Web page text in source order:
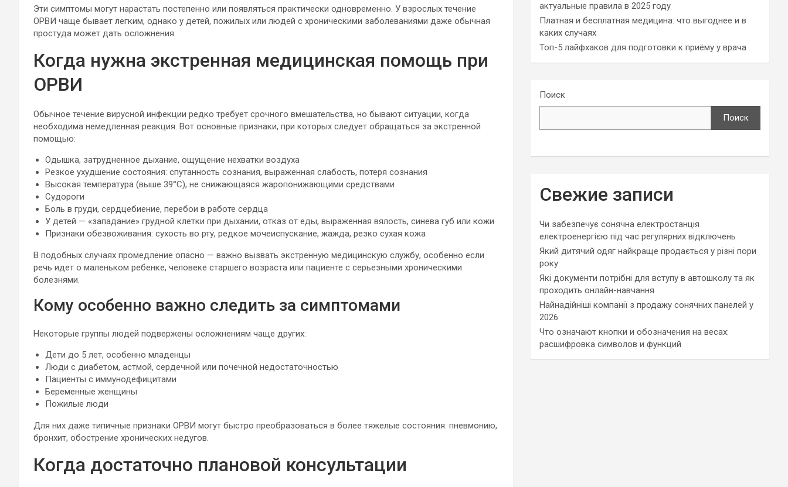
Эти симптомы могут нарастать постепенно или появляться практически одновременно. У взрослых течение
ОРВИ чаще бывает легким, однако у детей, пожилых или людей с хроническими заболеваниями даже обычная
простуда может дать осложнения.
Когда нужна экстренная медицинская помощь при
ОРВИ
Обычное течение вирусной инфекции редко требует срочного вмешательства, но бывают ситуации, когда
необходима немедленная реакция. Вот основные признаки, при которых следует обращаться за экстренной
помощью:
Одышка, затрудненное дыхание, ощущение нехватки воздуха
Резкое ухудшение состояния: спутанность сознания, выраженная слабость, потеря сознания
Высокая температура (выше 39°C), не снижающаяся жаропонижающими средствами
Судороги
Боль в груди, сердцебиение, перебои в работе сердца
У детей — «западание» грудной клетки при дыхании, отказ от еды, выраженная вялость, синева губ или кожи
Признаки обезвоживания: сухость во рту, редкое мочеиспускание, жажда, резко сухая кожа
В подобных случаях промедление опасно — важно вызвать экстренную медицинскую службу, особенно если
речь идет о маленьком ребенке, человеке старшего возраста или пациенте с серьезными хроническими
болезнями.
Кому особенно важно следить за симптомами
Некоторые группы людей подвержены осложнениям чаще других:
Дети до 5 лет, особенно младенцы
Люди с диабетом, астмой, сердечной или почечной недостаточностью
Пациенты с иммунодефицитами
Беременные женщины
Пожилые люди
Для них даже типичные признаки ОРВИ могут быстро преобразоваться в более тяжелые состояния: пневмонию,
бронхит, обострение хронических недугов.
Когда достаточно плановой консультации
актуальные правила в 2025 году
Платная и бесплатная медицина: что выгоднее и в
каких случаях
Топ-5 лайфхаков для подготовки к приёму у врача
Поиск
Поиск
Свежие записи
Чи забезпечує сонячна електростанція
електроенергією під час регулярних відключень
Який дитячий одяг найкраще продається у різні пори
року
Які документи потрібні для вступу в автошколу та як
проходить онлайн-навчання
Найнадійніші компанії з продажу сонячних панелей у
2026
Что означают кнопки и обозначения на весах:
расшифровка символов и функций